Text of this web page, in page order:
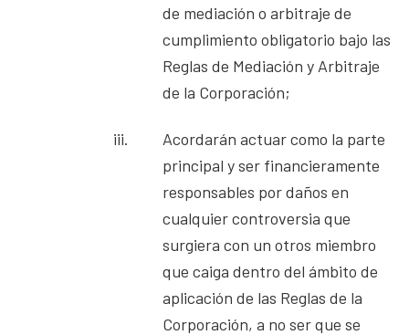
de mediación o arbitraje de
cumplimiento obligatorio bajo las
Reglas de Mediación y Arbitraje
de la Corporación;
iii.
Acordarán actuar como la parte
principal y ser financieramente
responsables por daños en
cualquier controversia que
surgiera con un otros miembro
que caiga dentro del ámbito de
aplicación de las Reglas de la
Corporación, a no ser que se